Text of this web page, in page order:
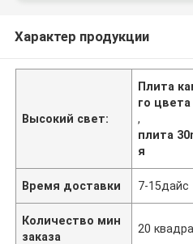
Характер продукции
Высокий свет:
Плита
го
,
плита
я
Время доставки 7-15дайс
Количество мин
заказа
20